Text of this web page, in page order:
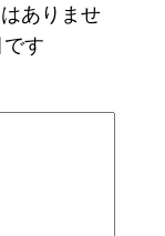
ありませ
す